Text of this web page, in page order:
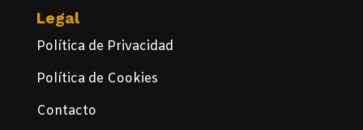
Legal
Política de Privacidad
Política de Cookies
Contacto